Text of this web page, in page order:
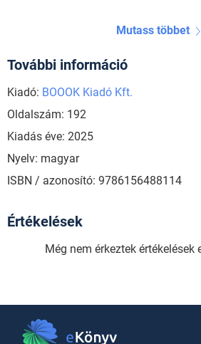
Mutass többet
További információ
Kiadó: BOOOK Kiadó Kft.
Oldalszám: 192
Kiadás éve: 2025
Nyelv: magyar
ISBN / azonosító: 9786156488114
Értékelések
Még nem érkeztek értékelések